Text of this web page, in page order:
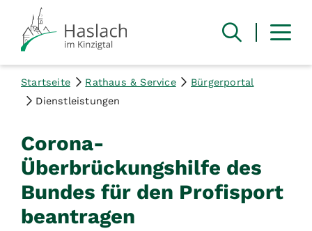
Startseite Rathaus & Service
Bürgerportal
Dienstleistungen
Corona-
Überbrückungshilfe des
Bundes für den Profisport
beantragen